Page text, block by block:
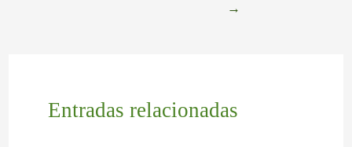
→
Entradas relacionadas